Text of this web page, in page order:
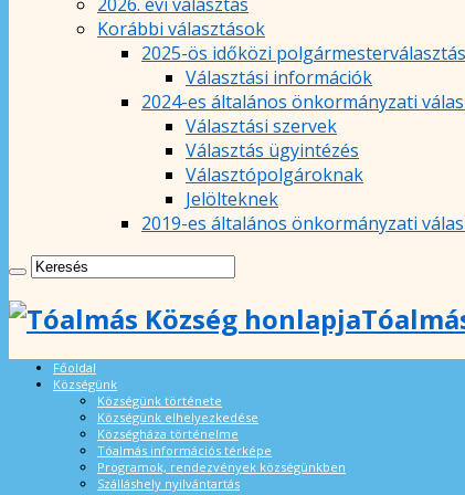
Korábbi választások
2025-ös időközi polgármesterválasztás
Választási információk
2024-es általános önkormányzati
Választási szervek
Választás ügyintézés
Választópolgároknak
Jelölteknek
2019-es általános önkormányzati
Főoldal
Községünk
Községünk története
Községünk elhelyezkedése
Községháza történelme
Tóalmás információs térképe
Programok, rendezvények községünkben
Szálláshely nyilvántartás